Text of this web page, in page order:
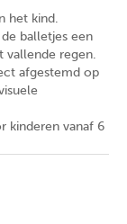
het kind.
balletjes een
vallende regen.
afgestemd op
kinderen vanaf 6